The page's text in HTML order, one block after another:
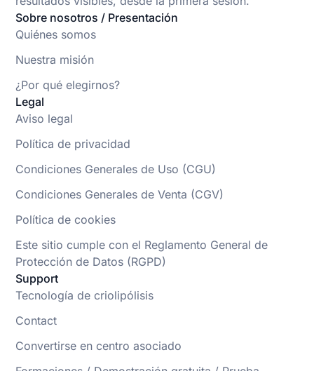
Sobre nosotros / Presentación
Quiénes somos
Nuestra misión
¿Por qué elegirnos?
Legal
Aviso legal
Política de privacidad
Condiciones Generales de Uso (CGU)
Condiciones Generales de Venta (CGV)
Política de cookies
Este sitio cumple con el Reglamento General de
Protección de Datos (RGPD)
Support
Tecnología de criolipólisis
Contact
Convertirse en centro asociado